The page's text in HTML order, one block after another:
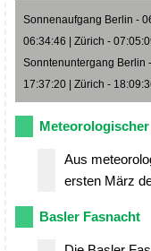
Sonnenaufgang Berlin -
06:34:46 | Zürich -
Sonntenuntergang Berlin
17:37:20 | Zürich -
Aus
ersten März
Basler Fasnacht